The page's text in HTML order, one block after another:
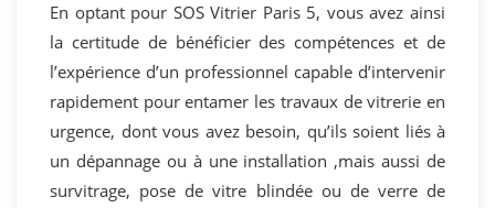
En optant pour SOS Vitrier Paris 5, vous avez ainsi
la certitude de bénéficier des compétences et de
l’expérience d’un professionnel capable d’intervenir
rapidement pour entamer les travaux de vitrerie en
urgence, dont vous avez besoin, qu’ils soient liés à
un dépannage ou à une installation ,mais aussi de
survitrage, pose de vitre blindée ou de verre de